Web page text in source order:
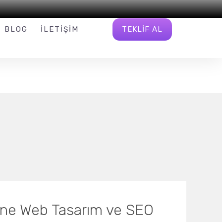
INFO@W16.COM.TR BIZI TAKIP EDIN
BLOG İLETIŞIM TEKLIF AL
Web Tasarım ve SEO